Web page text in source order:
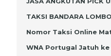
TAKSI BANDARA
Nomor Taksi Online
WNA Portugal Jatuh ke